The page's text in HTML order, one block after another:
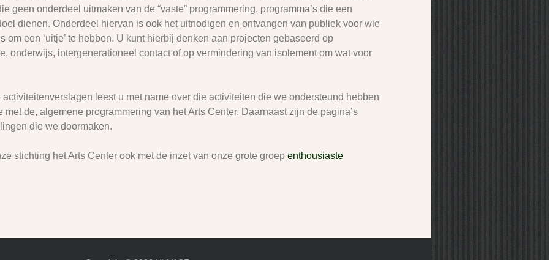
geen onderdeel uitmaken van de “vaste” programmering, programma’s die een
dienen. Onderdeel hiervan is ook het uitnodigen en ontvangen van publiek voor wie
om een ‘uitje’ te hebben. U kunt hierbij denken aan projecten gebaseerd op
onderwijs, intergenerationeel contact of op vermindering van isolement om wat voor
activiteitenverslagen leest u met name over die activiteiten die we ondersteund hebben
met de, algemene programmering van het Arts Center. Daarnaast zijn de pagina’s
die we doormaken.
stichting het Arts Center ook met de inzet van onze grote groep enthousiaste